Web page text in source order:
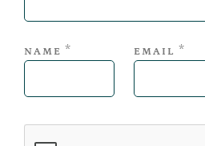
NAME * EMAIL *